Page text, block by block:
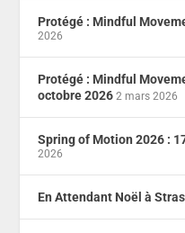
Protégé : Mindful
2026
Protégé : Mindful
octobre 2026 2 mars 2026
Spring of Motion 2026 :
2026
En Attendant Noël à